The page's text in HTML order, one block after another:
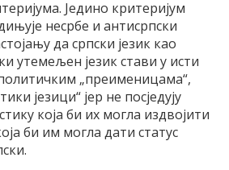
Једино критеријум
несрбе и антисрпски
да српски језик као
утемељен језик стави у исти
„преименицама“,
језици“ јер не посједују
која би их могла издвојити
би им могла дати статус